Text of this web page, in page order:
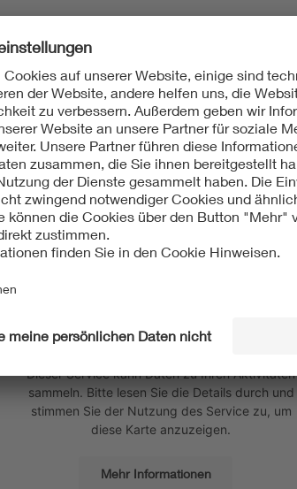
Industriebauten, Basel / Berlin /
Wir verwenden einen Service eines
Dieser Service kann Daten zu Ihren Aktivitäten
sammeln. Bitte lesen Sie die Details durch und
stimmen Sie der Nutzung des Service zu, um
diese Karte anzuzeigen.
Mehr Informationen